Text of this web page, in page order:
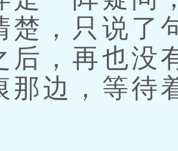
楚，只说了
后，再也没
那边，等待